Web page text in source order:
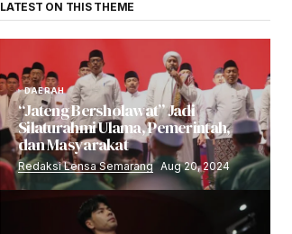
LATEST ON THIS THEME
DAERAH
“Jateng Bersholawat” Jadi
Silaturahmi Ulama, Pemerintah,
dan Masyarakat
Redaksi Lensa Semarang Aug 20, 2024